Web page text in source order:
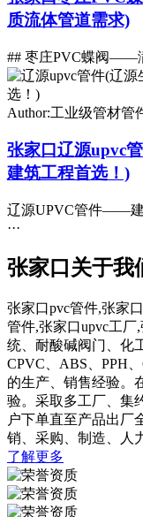
质流体管道需求)
## 枣庄PVC蝶阀——
Author:工业级管材管
张家口辽源upvc
建筑工程首选！)
辽源UPVC管件——建
···
张家口关于我
张家口pvc管件,张家
管件,张家口upvc工厂
统、耐酸碱阀门、化
CPVC、ABS、PPH
的生产、销售经验。
验。采取多工厂、集
户下单直至产品出厂
销、采购、制造、人
了解更多